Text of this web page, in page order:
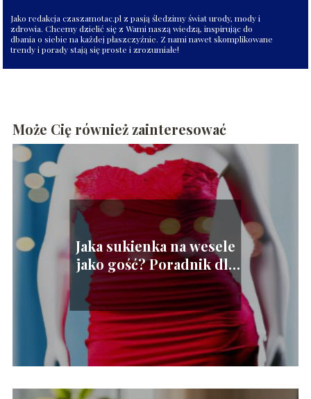
Jako redakcja czaszamotac.pl z pasją śledzimy świat urody, mody i
zdrowia. Chcemy dzielić się z Wami naszą wiedzą, inspirując do
dbania o siebie na każdej płaszczyźnie. Z nami nawet skomplikowane
trendy i porady stają się proste i zrozumiałe!
Może Cię również zainteresować
Jaka sukienka na wesele
jako gość? Poradnik dla
kobiet